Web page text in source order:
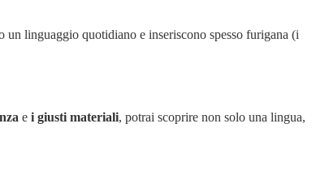
un linguaggio quotidiano e inseriscono spesso furigana (i
e i giusti materiali, potrai scoprire non solo una lingua,